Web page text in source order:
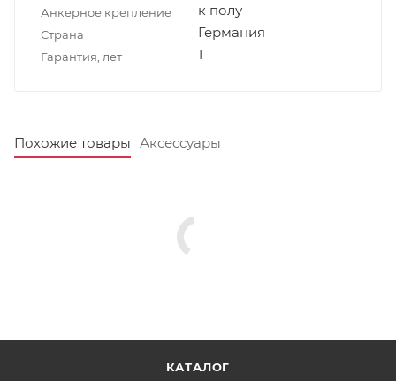
Анкерное крепление к полу
Страна Германия
Гарантия, лет 1
Похожие товары Аксессуары
КАТАЛОГ